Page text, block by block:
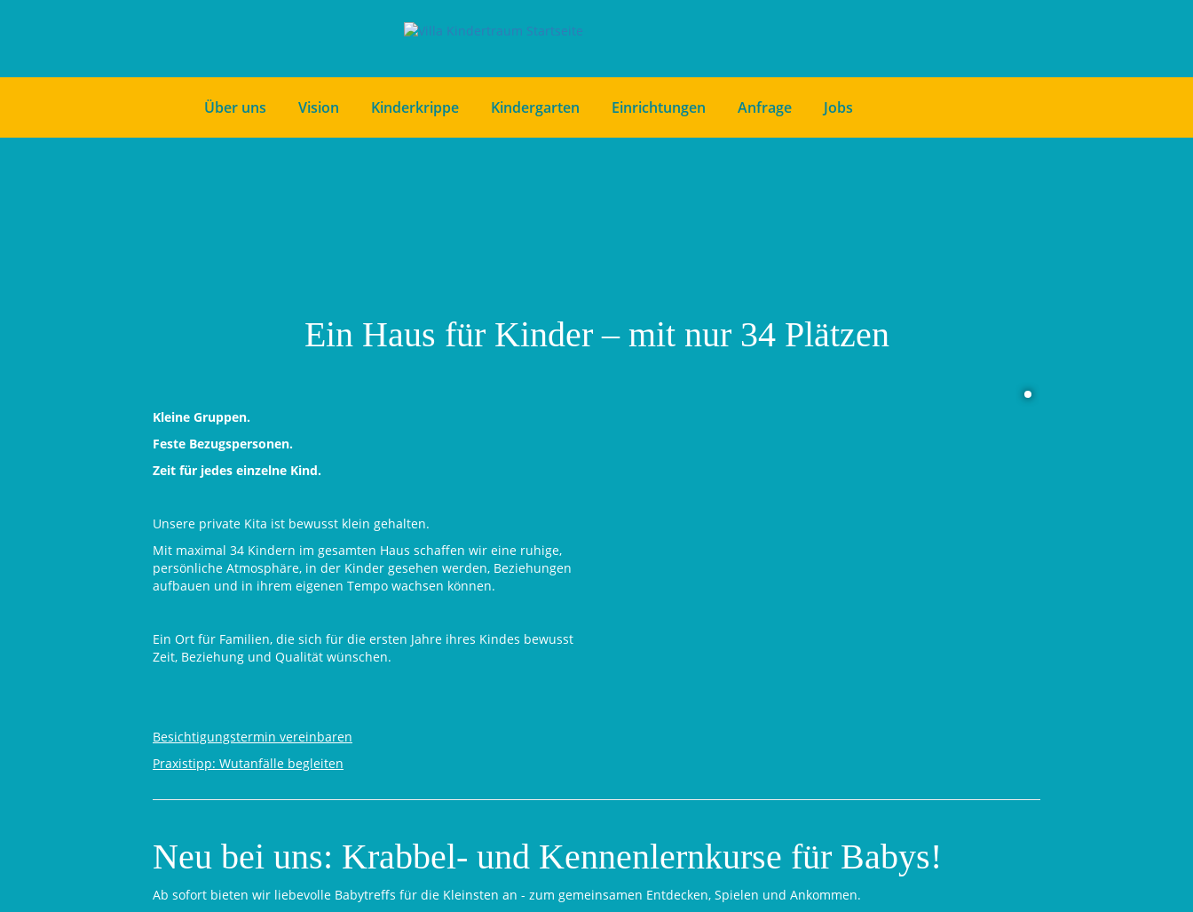
Über uns Vision Kinderkrippe Kindergarten Einrichtungen Anfrage Jobs
Ein Haus für Kinder – mit nur 34 Plätzen
Kleine Gruppen.
Feste Bezugspersonen.
Zeit für jedes einzelne Kind.
Unsere private Kita ist bewusst klein gehalten.
Mit maximal 34 Kindern im gesamten Haus schaffen wir eine ruhige,
persönliche Atmosphäre, in der Kinder gesehen werden, Beziehungen
aufbauen und in ihrem eigenen Tempo wachsen können.
Ein Ort für Familien, die sich für die ersten Jahre ihres Kindes bewusst
Zeit, Beziehung und Qualität wünschen.
Besichtigungstermin vereinbaren
Praxistipp: Wutanfälle begleiten
Neu bei uns: Krabbel- und Kennenlernkurse für Babys!
Ab sofort bieten wir liebevolle Babytreffs für die Kleinsten an - zum gemeinsamen Entdecken, Spielen und Ankommen.